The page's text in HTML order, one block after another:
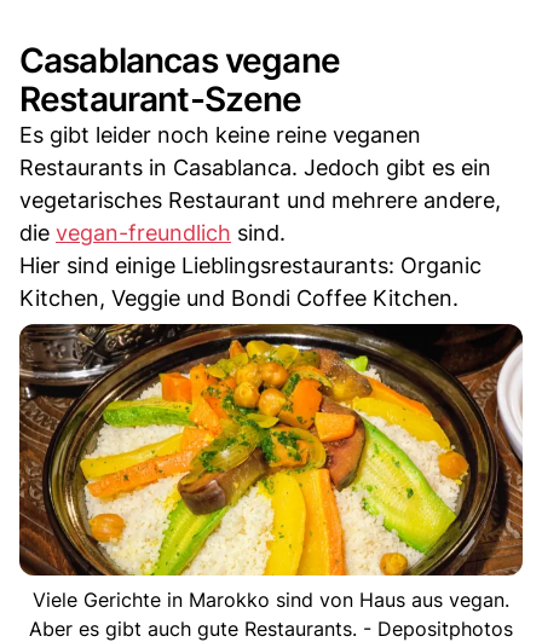
Casablancas vegane
Restaurant-Szene
Es gibt leider noch keine reine veganen
Restaurants in Casablanca. Jedoch gibt es ein
vegetarisches Restaurant und mehrere andere,
die vegan-freundlich sind.
Hier sind einige Lieblingsrestaurants: Organic
Kitchen, Veggie und Bondi Coffee Kitchen.
Viele Gerichte in Marokko sind von Haus aus vegan.
Aber es gibt auch gute Restaurants. - Depositphotos